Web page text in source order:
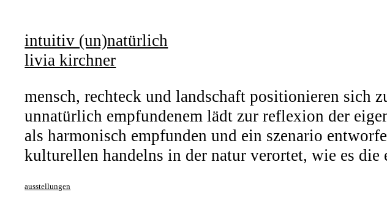
intuitiv (un)natürlich
livia kirchner
mensch, rechteck und landschaft positionieren
unnatürlich empfundenem lädt zur reflexion der
als harmonisch empfunden und ein szenario
kulturellen handelns in der natur verortet, wie es die
ausstellungen